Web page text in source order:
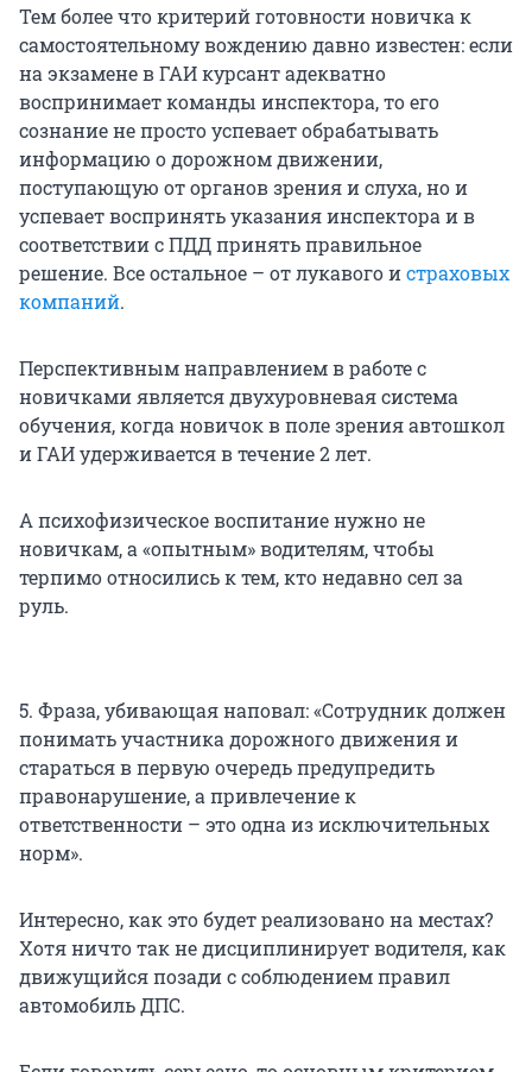
Тем более что критерий готовности новичка к
самостоятельному вождению давно известен: если
на экзамене в ГАИ курсант адекватно
воспринимает команды инспектора, то его
сознание не просто успевает обрабатывать
информацию о дорожном движении,
поступающую от органов зрения и слуха, но и
успевает воспринять указания инспектора и в
соответствии с ПДД принять правильное
решение. Все остальное – от лукавого истраховых
компаний.
Перспективным направлением в работе с
новичками является двухуровневая система
обучения, когда новичок в поле зрения автошкол
и ГАИ удерживается в течение 2 лет.
А психофизическое воспитание нужно не
новичкам, а «опытным» водителям, чтобы
терпимо относились к тем, кто недавно сел за
руль.
5. Фраза, убивающая наповал: «Сотрудник должен
понимать участника дорожного движения и
стараться в первую очередь предупредить
правонарушение, а привлечение к
ответственности – это одна из исключительных
норм».
Интересно, как это будет реализовано на местах?
Хотя ничто так не дисциплинирует водителя, как
движущийся позади с соблюдением правил
автомобиль ДПС.